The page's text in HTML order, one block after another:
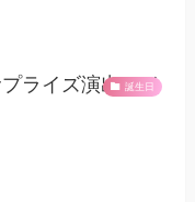
誕生日